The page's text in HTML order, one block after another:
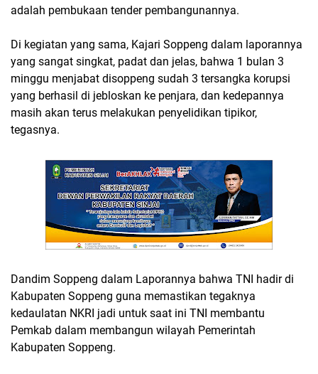
adalah pembukaan tender pembangunannya.
Di kegiatan yang sama, Kajari Soppeng dalam laporannya
yang sangat singkat, padat dan jelas, bahwa 1 bulan 3
minggu menjabat disoppeng sudah 3 tersangka korupsi
yang berhasil di jebloskan ke penjara, dan kedepannya
masih akan terus melakukan penyelidikan tipikor,
tegasnya.
Dandim Soppeng dalam Laporannya bahwa TNI hadir di
Kabupaten Soppeng guna memastikan tegaknya
kedaulatan NKRI jadi untuk saat ini TNI membantu
Pemkab dalam membangun wilayah Pemerintah
Kabupaten Soppeng.